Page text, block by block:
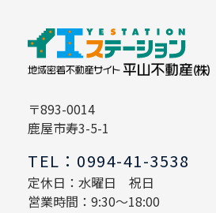
〒893-0014
鹿屋市寿3-5-1
TEL：0994-41-3538
定休日：水曜日 祝日
営業時間：9:30～18:00